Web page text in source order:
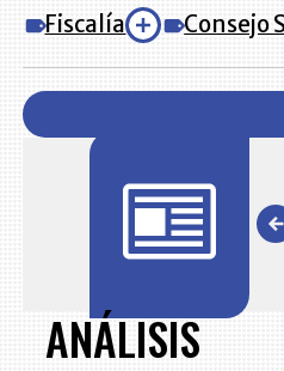
Fiscalía Consejo
noticias seleccionadas por nuestro equipo
ANÁLISIS